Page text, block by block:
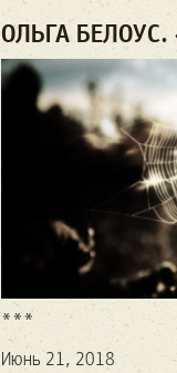
ОЛЬГА
***
Июнь 21, 2018